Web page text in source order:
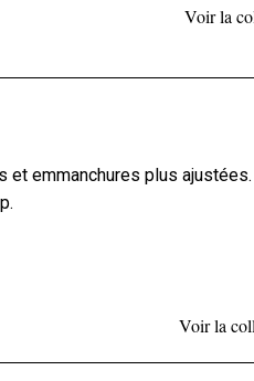
Voir la
et emmanchures plus
Voir la